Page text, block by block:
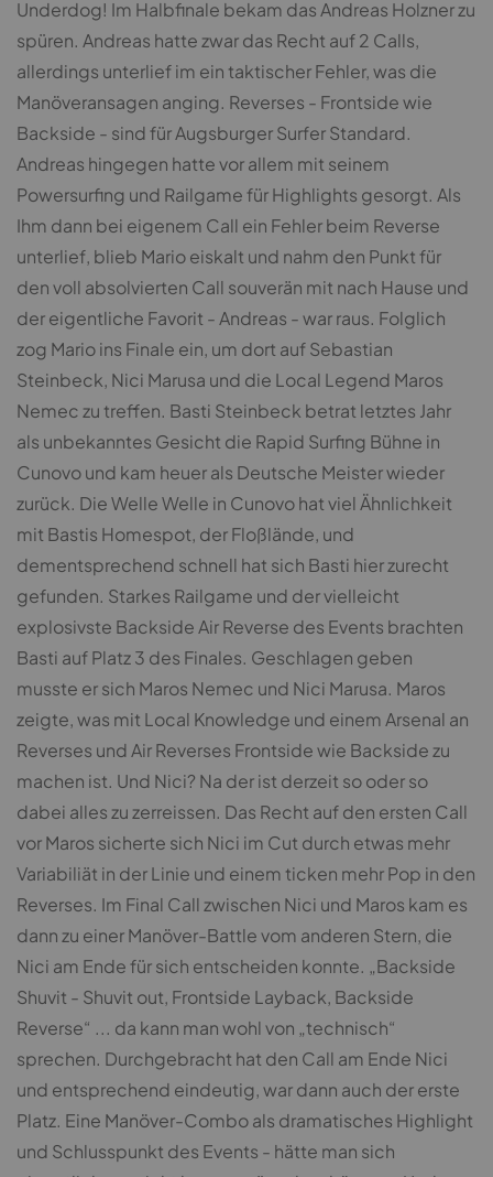
Underdog! Im Halbfinale bekam das Andreas Holzner zu
spüren. Andreas hatte zwar das Recht auf 2 Calls,
allerdings unterlief im ein taktischer Fehler, was die
Manöveransagen anging. Reverses - Frontside wie
Backside - sind für Augsburger Surfer Standard.
Andreas hingegen hatte vor allem mit seinem
Powersurfing und Railgame für Highlights gesorgt. Als
Ihm dann bei eigenem Call ein Fehler beim Reverse
unterlief, blieb Mario eiskalt und nahm den Punkt für
den voll absolvierten Call souverän mit nach Hause und
der eigentliche Favorit - Andreas - war raus. Folglich
zog Mario ins Finale ein, um dort auf Sebastian
Steinbeck, Nici Marusa und die Local Legend Maros
Nemec zu treffen. Basti Steinbeck betrat letztes Jahr
als unbekanntes Gesicht die Rapid Surfing Bühne in
Cunovo und kam heuer als Deutsche Meister wieder
zurück. Die Welle Welle in Cunovo hat viel Ähnlichkeit
mit Bastis Homespot, der Floßlände, und
dementsprechend schnell hat sich Basti hier zurecht
gefunden. Starkes Railgame und der vielleicht
explosivste Backside Air Reverse des Events brachten
Basti auf Platz 3 des Finales. Geschlagen geben
musste er sich Maros Nemec und Nici Marusa. Maros
zeigte, was mit Local Knowledge und einem Arsenal an
Reverses und Air Reverses Frontside wie Backside zu
machen ist. Und Nici? Na der ist derzeit so oder so
dabei alles zu zerreissen. Das Recht auf den ersten Call
vor Maros sicherte sich Nici im Cut durch etwas mehr
Variabiliät in der Linie und einem ticken mehr Pop in den
Reverses. Im Final Call zwischen Nici und Maros kam es
dann zu einer Manöver-Battle vom anderen Stern, die
Nici am Ende für sich entscheiden konnte. „Backside
Shuvit - Shuvit out, Frontside Layback, Backside
Reverse“ ... da kann man wohl von „technisch“
sprechen. Durchgebracht hat den Call am Ende Nici
und entsprechend eindeutig, war dann auch der erste
Platz. Eine Manöver-Combo als dramatisches Highlight
und Schlusspunkt des Events - hätte man sich